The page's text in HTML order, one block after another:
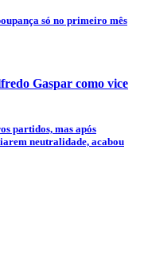
só no primeiro mês
Gaspar como vice
partidos, mas após
neutralidade, acabou